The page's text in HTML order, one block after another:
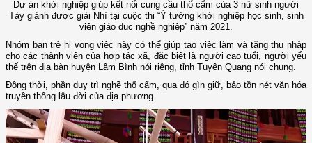
Dự án khởi nghiệp giúp kết nối cung cầu thổ cẩm của 3 nữ sinh người
Tày giành được giải Nhì tại cuộc thi “Ý tưởng khởi nghiệp học sinh, sinh
viên giáo dục nghề nghiệp” năm 2021.
Nhóm bạn trẻ hi vọng việc này có thể giúp tạo việc làm và tăng thu nhập
cho các thành viên của hợp tác xã, đặc biệt là người cao tuổi, người yếu
thế trên địa bàn huyện Lâm Bình nói riêng, tỉnh Tuyên Quang nói chung.
Đồng thời, phần duy trì nghề thổ cẩm, qua đó gìn giữ, bảo tồn nét văn hóa
truyền thống lâu đời của địa phương.